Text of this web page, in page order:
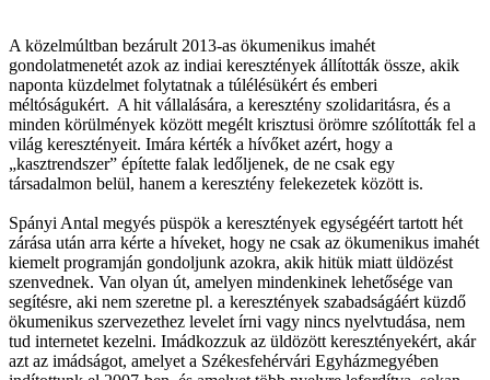
A közelmúltban bezárult 2013-as ökumenikus imahét
gondolatmenetét azok az indiai keresztények állították össze, akik
naponta küzdelmet folytatnak a túlélésükért és emberi
méltóságukért. A hit vállalására, a keresztény szolidaritásra, és a
minden körülmények között megélt krisztusi örömre szólították fel a
világ keresztényeit. Imára kérték a hívőket azért, hogy a
„kasztrendszer” építette falak ledőljenek, de ne csak egy
társadalmon belül, hanem a keresztény felekezetek között is.
Spányi Antal megyés püspök a keresztények egységéért tartott hét
zárása után arra kérte a híveket, hogy ne csak az ökumenikus imahét
kiemelt programján gondoljunk azokra, akik hitük miatt üldözést
szenvednek. Van olyan út, amelyen mindenkinek lehetősége van
segítésre, aki nem szeretne pl. a keresztények szabadságáért küzdő
ökumenikus szervezethez levelet írni vagy nincs nyelvtudása, nem
tud internetet kezelni. Imádkozzuk az üldözött keresztényekért, akár
azt az imádságot, amelyet a Székesfehérvári Egyházmegyében